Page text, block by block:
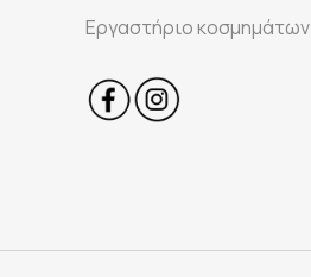
Εργαστήριο κοσμημάτων